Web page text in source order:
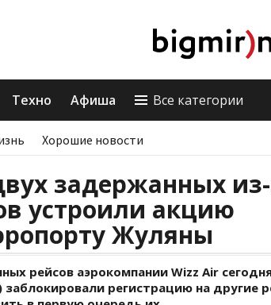
Техно Афиша Все категории
Хорошие новости
задержанных
устроили акцию
Жуляны
рейсов аэрокомпании Wizz Air
регистрацию на другие